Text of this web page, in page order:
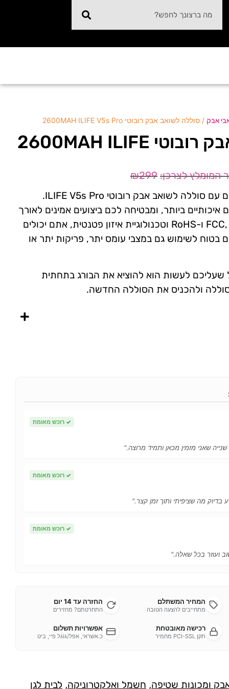
אבק / סוללה לשואב אבק רובוטי 2600MAH ILIFE V5s Pro
סוללה לשואב אבק רובוטי 2600MAH ILIFE
₪299
שדרגו את חווית הניקיון שלכם עם סוללה לשואב אבק רובוטי ILIFE V5s Pro.
ביותר, ומבטיחה לכם ביצועים אמינים לאורך
זמן. עם תעודות בטיחות FCC, CE ו-RoHS וטכנולוגיית איזון פטנטית, אתם יכולים
לשימוש גם במצבי עומס יתר, פריקות יתר או
לעשות הוא להוציא את הבורג בתחתית
ולהכניס את הסוללה החדשה.
✓ רוכש מאומת
שאני מזמין מכאן ותמיד מרוצה."
✓ רוכש מאומת
בדיוק מה שציפיתי ותוך זמן קצר."
✓ רוכש מאומת
ועוזר בכל שאלה."
המחיר המשתלם
מתחייבים להצעה הטובה
החזרה עד 14 יום
התחרטתם? מחזירים
רכישה מאובטחת
תקן PCI-SSL מחמיר
אפשרויות תשלום
כ.אשראי, אפל/גוגל פיי, ביט
ומכונות שטיפה, חשמל ואלקטרוניקה, לבית לגן